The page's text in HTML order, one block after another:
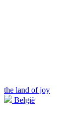
the land of joy
België